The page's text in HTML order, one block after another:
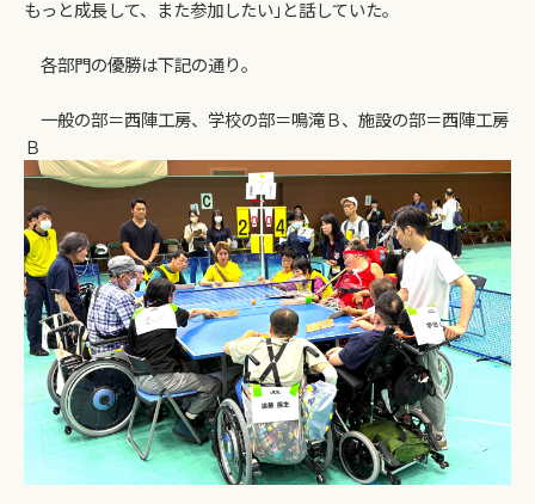
もっと成長して、また参加したい｣と話していた。
各部門の優勝は下記の通り。
一般の部＝西陣工房、学校の部＝鳴滝Ｂ、施設の部＝西陣工房
Ｂ